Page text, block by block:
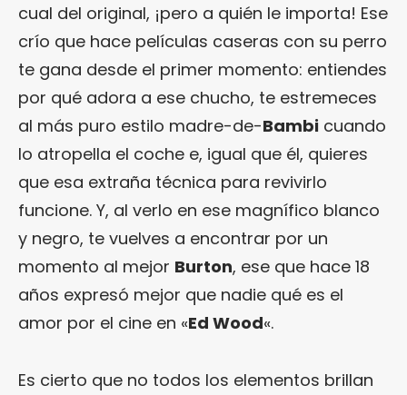
cual del original, ¡pero a quién le importa! Ese
crío que hace películas caseras con su perro
te gana desde el primer momento: entiendes
por qué adora a ese chucho, te estremeces
al más puro estilo madre-de-Bambi cuando
lo atropella el coche e, igual que él, quieres
que esa extraña técnica para revivirlo
funcione. Y, al verlo en ese magnífico blanco
y negro, te vuelves a encontrar por un
momento al mejor Burton, ese que hace 18
años expresó mejor que nadie qué es el
amor por el cine en «Ed Wood«.
Es cierto que no todos los elementos brillan